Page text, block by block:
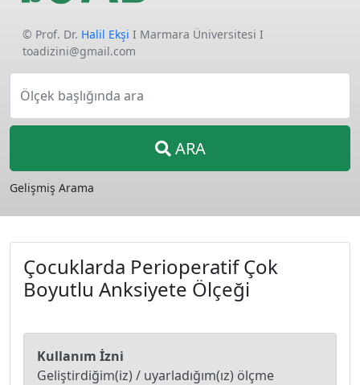
© Prof. Dr. Halil Ekşi I Marmara Üniversitesi I
toadizini@gmail.com
Ölçek başlığında ara
ARA
Gelişmiş Arama
Çocuklarda Perioperatif Çok
Boyutlu Anksiyete Ölçeği
Kullanım İzni
Geliştirdiğim(iz) / uyarladığım(ız) ölçme